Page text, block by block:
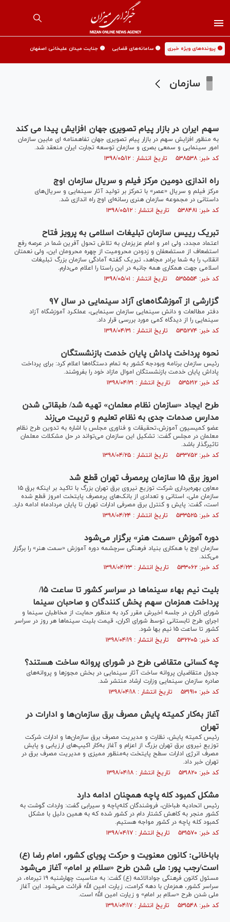
🟡 پرونده‌های ویژه خبری 🟡 سامانه‌های قضایی 🟡 جنایت میدان علیخانی اصفهان
سازمان
سهم ایران در بازار پیام تصویری جهان افزایش پیدا می کند
به منظور افزایش سهم در بازار پیام تصویری جهان تفاهمنامه ای مابین سازمان
امور سینمایی و سمعی بصری و سازمان توسعه تجارت ایران منعقد شد.
کد خبر: ۵۳۸۵۳۸ تاریخ انتشار : ۱۳۹۸/۰۵/۱۲
راه اندازی دومین مرکز فیلم و سریال سازمان اوج
مرکز فیلم و سریال «عصر» با تمرکز بر تولید آثار سینمایی و سریال‌های
داستانی در مجموعه سازمان هنری رسانه‌ای اوج راه اندازی شد.
کد خبر: ۵۳۸۴۸۱ تاریخ انتشار : ۱۳۹۸/۰۵/۱۲
تبریک رییس سازمان تبلیغات اسلامی به پرویز فتاح
اعتماد مجدد، ولی امر و امام عزیزمان به تلاش تحول آفرین شما در عرصه رفع
استضعاف از مستضعفان و زدودن محرومیت از چهره محرومان این، ولی نعمتان
انقلاب را به شما برادر مجاهد، تبریک گفته آمادگی سازمان بزرگ تبلیغات
اسلامی جهت همکاری همه جانبه در این راستا را اعلام می‌دارم.
کد خبر: ۵۳۵۵۵۴ تاریخ انتشار : ۱۳۹۸/۰۵/۰۱
گزارشی از آﻣﻮزﺷﮕﺎهﻫﺎی آزاد سینمایی در سال ۹۷
دﻓﺘﺮ ﻣﻄﺎﻟﻌﺎت و داﻧﺶ ﺳﻴﻨﻤﺎیی سازمان سینمایی، ﻋﻤﻠﻜـﺮد آﻣﻮزﺷﮕﺎه آزاد
سینمایی را از دﻳﺪﮔﺎه ﻛمی مورد بررسی قرار داد.
کد خبر: ۵۳۵۲۷۴ تاریخ انتشار : ۱۳۹۸/۰۴/۳۱
نحوه پرداخت پاداش پایان خدمت بازنشستگان
رئیس سازمان برنامه وبودجه کشور به تمام دستگاه‌ها اعلام کرد: برای پرداخت
پاداش پایان خدمت بازنشستگان اموال مازاد خود را بفروشند.
کد خبر: ۵۳۵۲۱۲ تاریخ انتشار : ۱۳۹۸/۰۴/۳۱
طرح ایجاد «سازمان نظام معلمان» تهیه شد/ طبقاتی شدن
مدارس صدمات جدی به نظام تعلیم و تربیت می‌زند
عضو کمیسیون آموزش،تحقیقات و فناوری مجلس با اشاره به تدوین طرح نظام
معلمان در مجلس گفت: تشکیل این سازمان می‌تواند در حل مشکلات معلمان
تاثیرگذار باشد.
کد خبر: ۵۳۳۷۵۲ تاریخ انتشار : ۱۳۹۸/۰۴/۲۵
امروز برق ۱۵ سازمان پرمصرف تهران قطع شد
معاون بهره‌برداری شرکت توزیع نیروی برق تهران بزرگ با تاکید بر اینکه برق ۱۵
سازمان ملی، استانی و تعدادی از بانک‌های پرمصرف پایتخت امروز قطع شده
است، گفت: پایش و کنترل برق مصرفی ادارات تهران تا پایان مردادماه ادامه دارد.
کد خبر: ۵۳۳۵۲۵ تاریخ انتشار : ۱۳۹۸/۰۴/۲۴
دوره آموزش «سمت هنر» برگزار می‌شود
سازمان اوج با همکاری بنیاد فرهنگی سرچشمه دوره آموزش «سمت هنر» را برگزار
می‌کند.
کد خبر: ۵۳۳۰۶۲ تاریخ انتشار : ۱۳۹۸/۰۴/۲۳
بلیت نیم بهاء سینما‌ها در سراسر کشور تا ساعت ۱۵/
پرداخت همزمان سهم پخش کنندگان و صاحبان سینما
شورای اکران در جلسه اخیرش مقرر کرد به منظور حمایت از مخاطبان سینما و
اجرای طرح تابستانی توسط شورای اکران، قیمت بلیت سینما‌ها هر روز در سراسر
کشور تا ساعت ۱۵ نیم بها شود.
کد خبر: ۵۳۲۲۰۵ تاریخ انتشار : ۱۳۹۸/۰۴/۱۹
چه کسانی متقاضی طرح در شورای پروانه ساخت هستند؟
جدول متقاضیان پروانه ساخت آثار سینمایی در بخش مجوز‌ها و پروانه‌های
صادره سازمان سینمایی وزارت ارشاد منتشر شد.
کد خبر: ۵۳۱۹۱۰ تاریخ انتشار : ۱۳۹۸/۰۴/۱۸
آغاز به‌کار کمیته پایش مصرف برق سازمان‌ها و ادارات در
تهران
رئیس کمیته پایش، نظارت و مدیریت مصرف برق سازمان‌ها و ادارات شرکت
توزیع نیروی برق تهران بزرگ از اعزام و آغاز به‌کار اکیپ‌های ارزیابی و پایش
مصرف انرژی ادارات سطح پایتخت به‌منظور ممیزی و مدیریت مصرف برق در
تهران خبر داد.
کد خبر: ۵۳۱۸۲۰ تاریخ انتشار : ۱۳۹۸/۰۴/۱۸
مشکل کمبود کله پاچه همچنان ادامه دارد
رئیس اتحادیه طباخان، فروشندگان کله‌پاچه و سیرابی گفت: واردات گوشت به
کشور منجر به کاهش کشتار دام در کشور شده که به همین دلیل با مشکل
کمبود کله پاچه در کشور مواجه هستیم.
کد خبر: ۵۳۱۵۷۰ تاریخ انتشار : ۱۳۹۸/۰۴/۱۷
باباخانی: کانون معنویت و حرکت پویای کشور، امام رضا (ع)
است/رجب پور: ملی شدن طرح «سلام بر امام» آغاز می‌شود
مسئول کانون فرهنگی جوادالائمه (ع) گفت: به مناسبت چهارشنبه ۱۹ تیرماه، در
سراسر کشور، همزمان با دهه کرامت، زیارت امین الله قرائت می‌شود. این آغاز
ملی شدن طرح «سلام بر امام» و زیارت امین الله است.
کد خبر: ۵۳۱۵۴۸ تاریخ انتشار : ۱۳۹۸/۰۴/۱۷